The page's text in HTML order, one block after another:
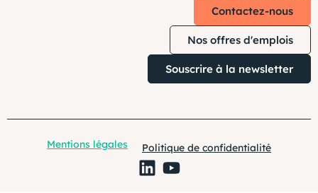
Contactez-nous
Nos offres d'emplois
Souscrire à la newsletter
Mentions légales Politique de confidentialité